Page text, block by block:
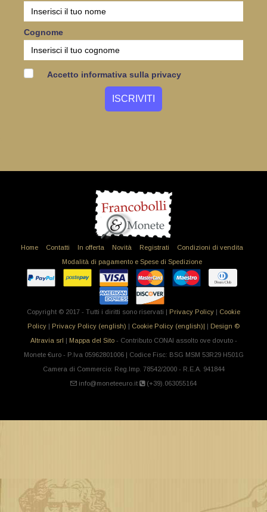
Cognome
Accetto informativa sulla privacy
Home Contatti In offerta Novità Registrati
Condizioni di vendita
Modalità di pagamento e Spese di Spedizione
Copyright © 2017 - Tutti i diritti sono riservati | Privacy Policy | Cookie
Policy | Privacy Policy (english) | Cookie Policy (english)| | Design ©
Altravia srl | Mappa del Sito- Contributo CONAI assolto ove dovuto -
Monete €uro - P.Iva 05962801006 | Codice Fisc: BSG MSM 53R29 H501G
Camera di Commercio: Reg.Imp. 78542/2000 - R.E.A. 941844
info@moneteeuro.it
(+39).063055164